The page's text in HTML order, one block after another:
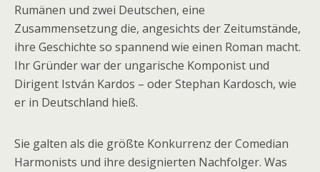
Rumänen und zwei Deutschen, eine
Zusammensetzung die, angesichts der Zeitumstände,
ihre Geschichte so spannend wie einen Roman macht.
Ihr Gründer war der ungarische Komponist und
Dirigent István Kardos – oder Stephan Kardosch, wie
er in Deutschland hieß.
Sie galten als die größte Konkurrenz der Comedian
Harmonists und ihre designierten Nachfolger. Was